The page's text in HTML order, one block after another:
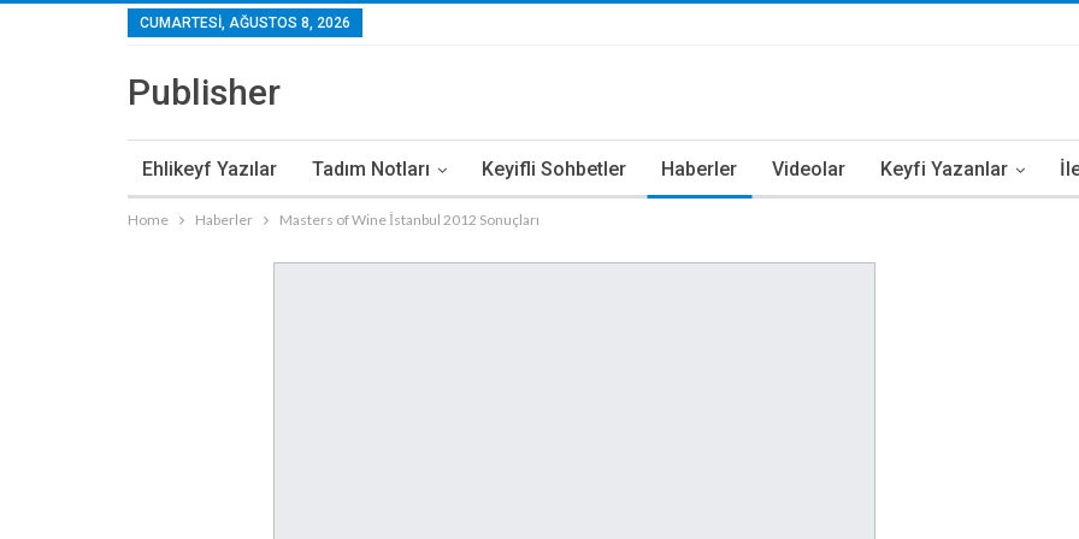
CUMARTESI, AĞUSTOS 8, 2026
Publisher
Ehlikeyf Yazılar Tadım Notları Keyifli Sohbetler Haberler Videolar Keyfi Yazanlar
Home Haberler Masters of Wine İstanbul 2012 Sonuçları